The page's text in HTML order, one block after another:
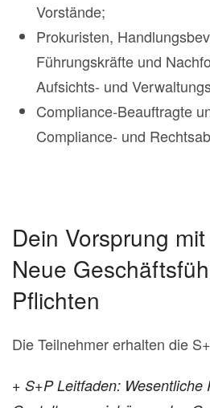
Vorstände;
Prokuristen,
Führungskräfte und
Aufsichts- und
Compliance-Beauftragte
Compliance- und
Dein Vorsprung
Neue
Pflichten
Die Teilnehmer erhalten die
+ S+P Leitfaden: Wesentliche